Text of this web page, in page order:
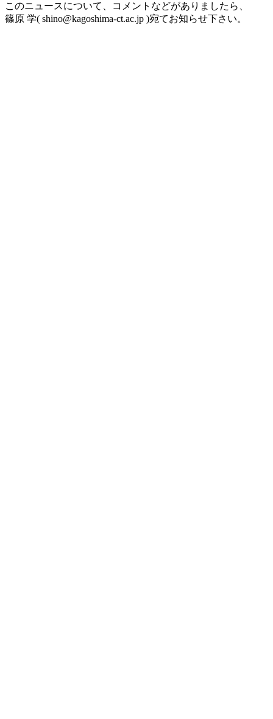
このニュースについて、コメントなどがありましたら、
篠原 学( shino@kagoshima-ct.ac.jp )宛てお知らせ下さい。